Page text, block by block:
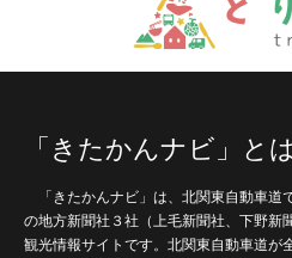
「きたかんナビ」とは
「きたかんナビ」は、北関東自動車道
の地方新聞社３社（上毛新聞社、下野新
観光情報サイトです。北関東自動車道が